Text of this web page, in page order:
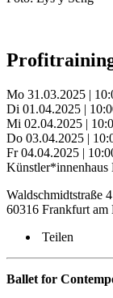
Mo 31.03.2025 |
Di 01.04.2025 |
Mi 02.04.2025 |
Do 03.04.2025 |
Fr 04.04.2025 |
Künstler*innenhaus
Waldschmidtstraße 4
60316 Frankfurt am
Teilen
Ballet for